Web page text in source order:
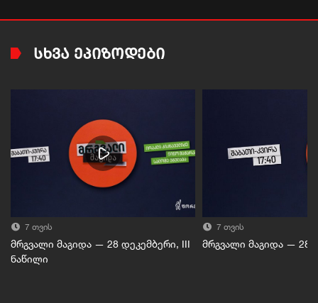
ᲡᲮᲕᲐ ᲔᲞᲘᲖᲝᲓᲔᲑᲘ
7 თვის
მრგვალი მაგიდა — 28 დეკემბერი, III
ნაწილი
7 თვის
მრგვალი მაგიდა — 28